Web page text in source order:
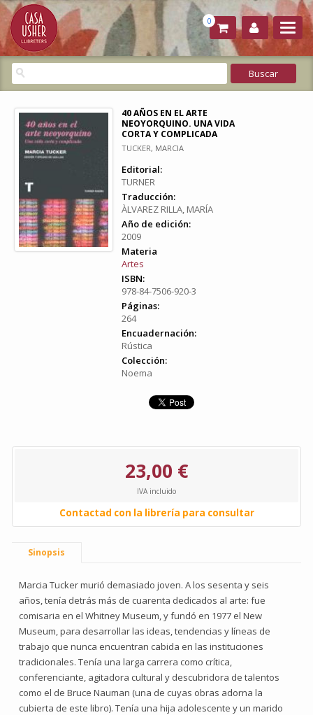
0
40 AÑOS EN EL ARTE
NEOYORQUINO. UNA VIDA
CORTA Y COMPLICADA
TUCKER, MARCIA
Editorial:
TURNER
Traducción:
ÀLVAREZ RILLA, MARÍA
Año de edición:
2009
Materia
Artes
ISBN:
978-84-7506-920-3
Páginas:
264
Encuadernación:
Rústica
Colección:
Noema
23,00 €
IVA incluido
Contactad con la librería para consultar
Sinopsis
Marcia Tucker murió demasiado joven. A los sesenta y seis
años, tenía detrás más de cuarenta dedicados al arte: fue
comisaria en el Whitney Museum, y fundó en 1977 el New
Museum, para desarrollar las ideas, tendencias y líneas de
trabajo que nunca encuentran cabida en las instituciones
tradicionales. Tenía una larga carrera como crítica,
conferenciante, agitadora cultural y descubridora de talentos
como el de Bruce Nauman (una de cuyas obras adorna la
cubierta de este libro). Tenía una hija adolescente y un marido